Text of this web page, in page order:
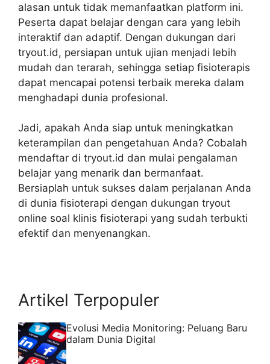
alasan untuk tidak memanfaatkan platform ini.
Peserta dapat belajar dengan cara yang lebih
interaktif dan adaptif. Dengan dukungan dari
tryout.id, persiapan untuk ujian menjadi lebih
mudah dan terarah, sehingga setiap fisioterapis
dapat mencapai potensi terbaik mereka dalam
menghadapi dunia profesional.
Jadi, apakah Anda siap untuk meningkatkan
keterampilan dan pengetahuan Anda? Cobalah
mendaftar di tryout.id dan mulai pengalaman
belajar yang menarik dan bermanfaat.
Bersiaplah untuk sukses dalam perjalanan Anda
di dunia fisioterapi dengan dukungan tryout
online soal klinis fisioterapi yang sudah terbukti
efektif dan menyenangkan.
Artikel Terpopuler
Evolusi Media Monitoring: Peluang Baru
dalam Dunia Digital